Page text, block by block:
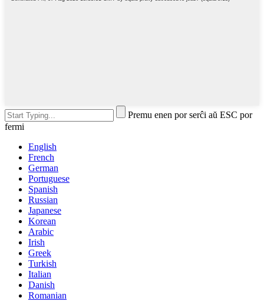
Premu enen por serĉi aŭ ESC por
fermi
English
French
German
Portuguese
Spanish
Russian
Japanese
Korean
Arabic
Irish
Greek
Turkish
Italian
Danish
Romanian